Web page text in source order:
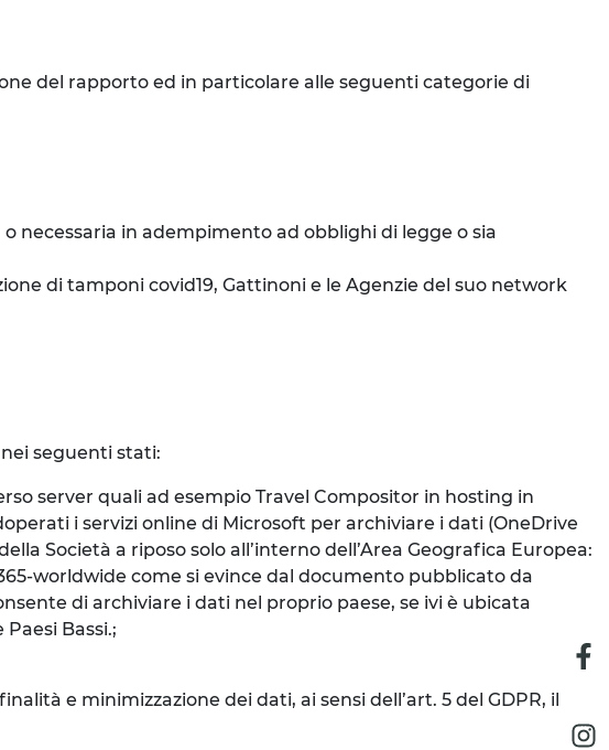
del rapporto ed in particolare alle seguenti categorie di
necessaria in adempimento ad obblighi di legge o sia
di tamponi covid19, Gattinoni e le Agenzie del suo network
seguenti stati:
server quali ad esempio Travel Compositor in hosting in
i servizi online di Microsoft per archiviare i dati (OneDrive
Società a riposo solo all’interno dell’Area Geografica Europea:
worldwide come si evince dal documento pubblicato da
di archiviare i dati nel proprio paese, se ivi è ubicata
Bassi.;
e minimizzazione dei dati, ai sensi dell’art. 5 del GDPR, il